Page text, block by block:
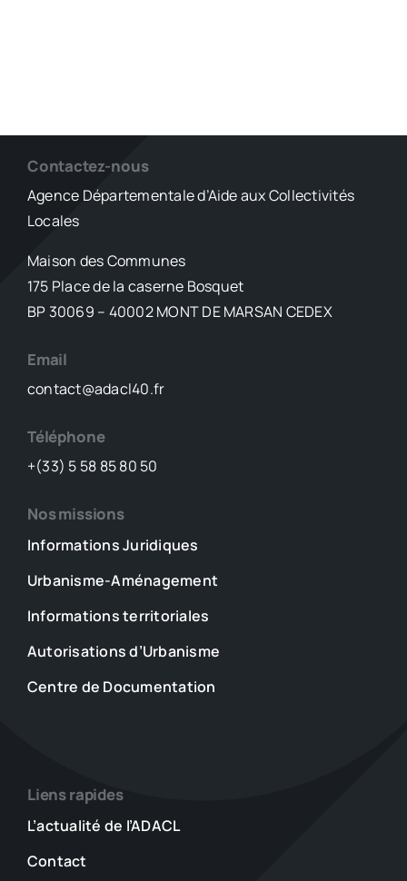
Contactez-nous
Agence Départementale d’Aide aux Collectivités
Locales
Maison des Communes
175 Place de la caserne Bosquet
BP 30069 – 40002 MONT DE MARSAN CEDEX
Email
contact@adacl40.fr
Téléphone
+(33) 5 58 85 80 50
Nos missions
Informations Juridiques
Urbanisme-Aménagement
Informations territoriales
Autorisations d’Urbanisme
Centre de Documentation
Liens rapides
L’actualité de l’ADACL
Contact